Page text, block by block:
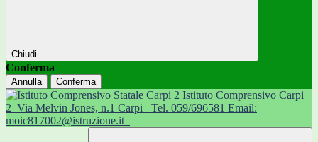
Chiudi
Conferma
Annulla Conferma
Istituto Comprensivo Carpi
2 Via Melvin Jones, n.1 Carpi
Tel. 059/696581 Email:
moic817002@istruzione.it